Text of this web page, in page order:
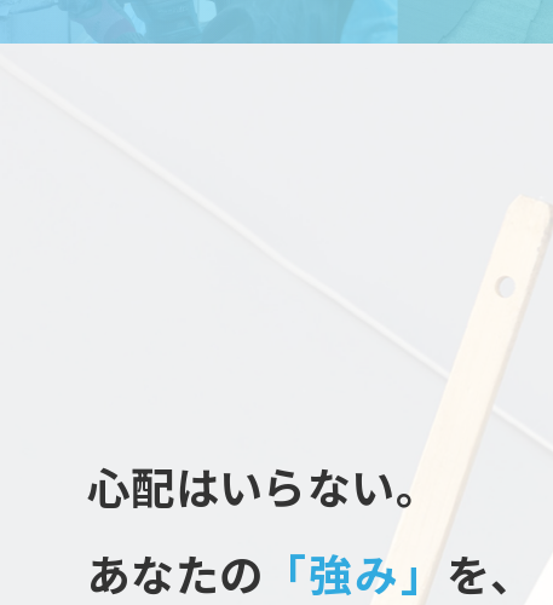
心配はいらない。
あなたの 「強み」 を、